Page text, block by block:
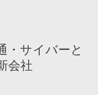
・サイバーと
会社